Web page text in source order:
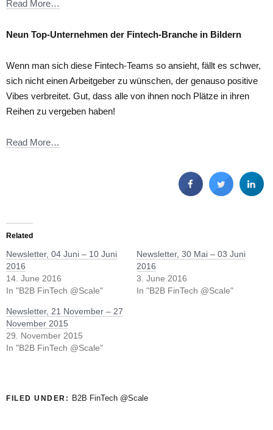
Read More…
Neun Top-Unternehmen der Fintech-Branche in Bildern
Wenn man sich diese Fintech-Teams so ansieht, fällt es schwer,
sich nicht einen Arbeitgeber zu wünschen, der genauso positive
Vibes verbreitet. Gut, dass alle von ihnen noch Plätze in ihren
Reihen zu vergeben haben!
Read More…
Related
Newsletter, 04 Juni – 10 Juni
2016
14. June 2016
In "B2B FinTech @Scale"
Newsletter, 30 Mai – 03 Juni
2016
3. June 2016
In "B2B FinTech @Scale"
Newsletter, 21 November – 27
November 2015
29. November 2015
In "B2B FinTech @Scale"
FILED UNDER: B2B FinTech @Scale